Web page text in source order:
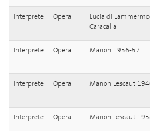
Interprete Opera
Lucia di
Caracalla
Interprete Opera Manon 1956-57
Interprete Opera Manon Lescaut
Interprete Opera Manon Lescaut